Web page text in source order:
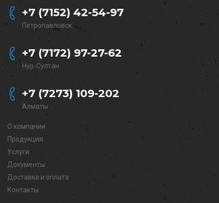
+7 (7152) 42-54-97
Петропавловск
+7 (7172) 97-27-62
Нур-Султан
+7 (7273) 109-202
Алматы
О компании
Продукция
Услуги
Документы
Доставка и оплата
Контакты